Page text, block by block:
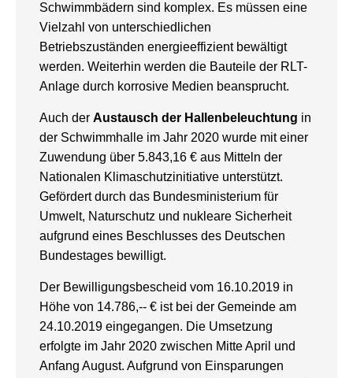
Schwimmbädern sind komplex. Es müssen eine
Vielzahl von unterschiedlichen
Betriebszuständen energieeffizient bewältigt
werden. Weiterhin werden die Bauteile der RLT-
Anlage durch korrosive Medien beansprucht.
Auch der Austausch der Hallenbeleuchtung in
der Schwimmhalle im Jahr 2020 wurde mit einer
Zuwendung über 5.843,16 € aus Mitteln der
Nationalen Klimaschutzinitiative unterstützt.
Gefördert durch das Bundesministerium für
Umwelt, Naturschutz und nukleare Sicherheit
aufgrund eines Beschlusses des Deutschen
Bundestages bewilligt.
Der Bewilligungsbescheid vom 16.10.2019 in
Höhe von 14.786,-- € ist bei der Gemeinde am
24.10.2019 eingegangen. Die Umsetzung
erfolgte im Jahr 2020 zwischen Mitte April und
Anfang August. Aufgrund von Einsparungen